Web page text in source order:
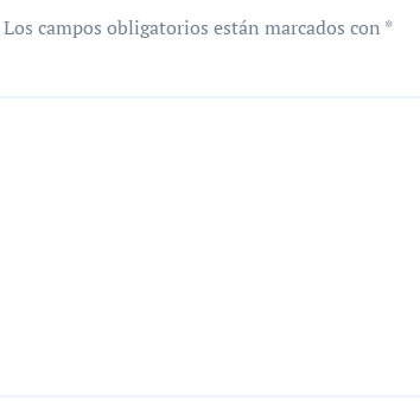
Los campos obligatorios están marcados con *